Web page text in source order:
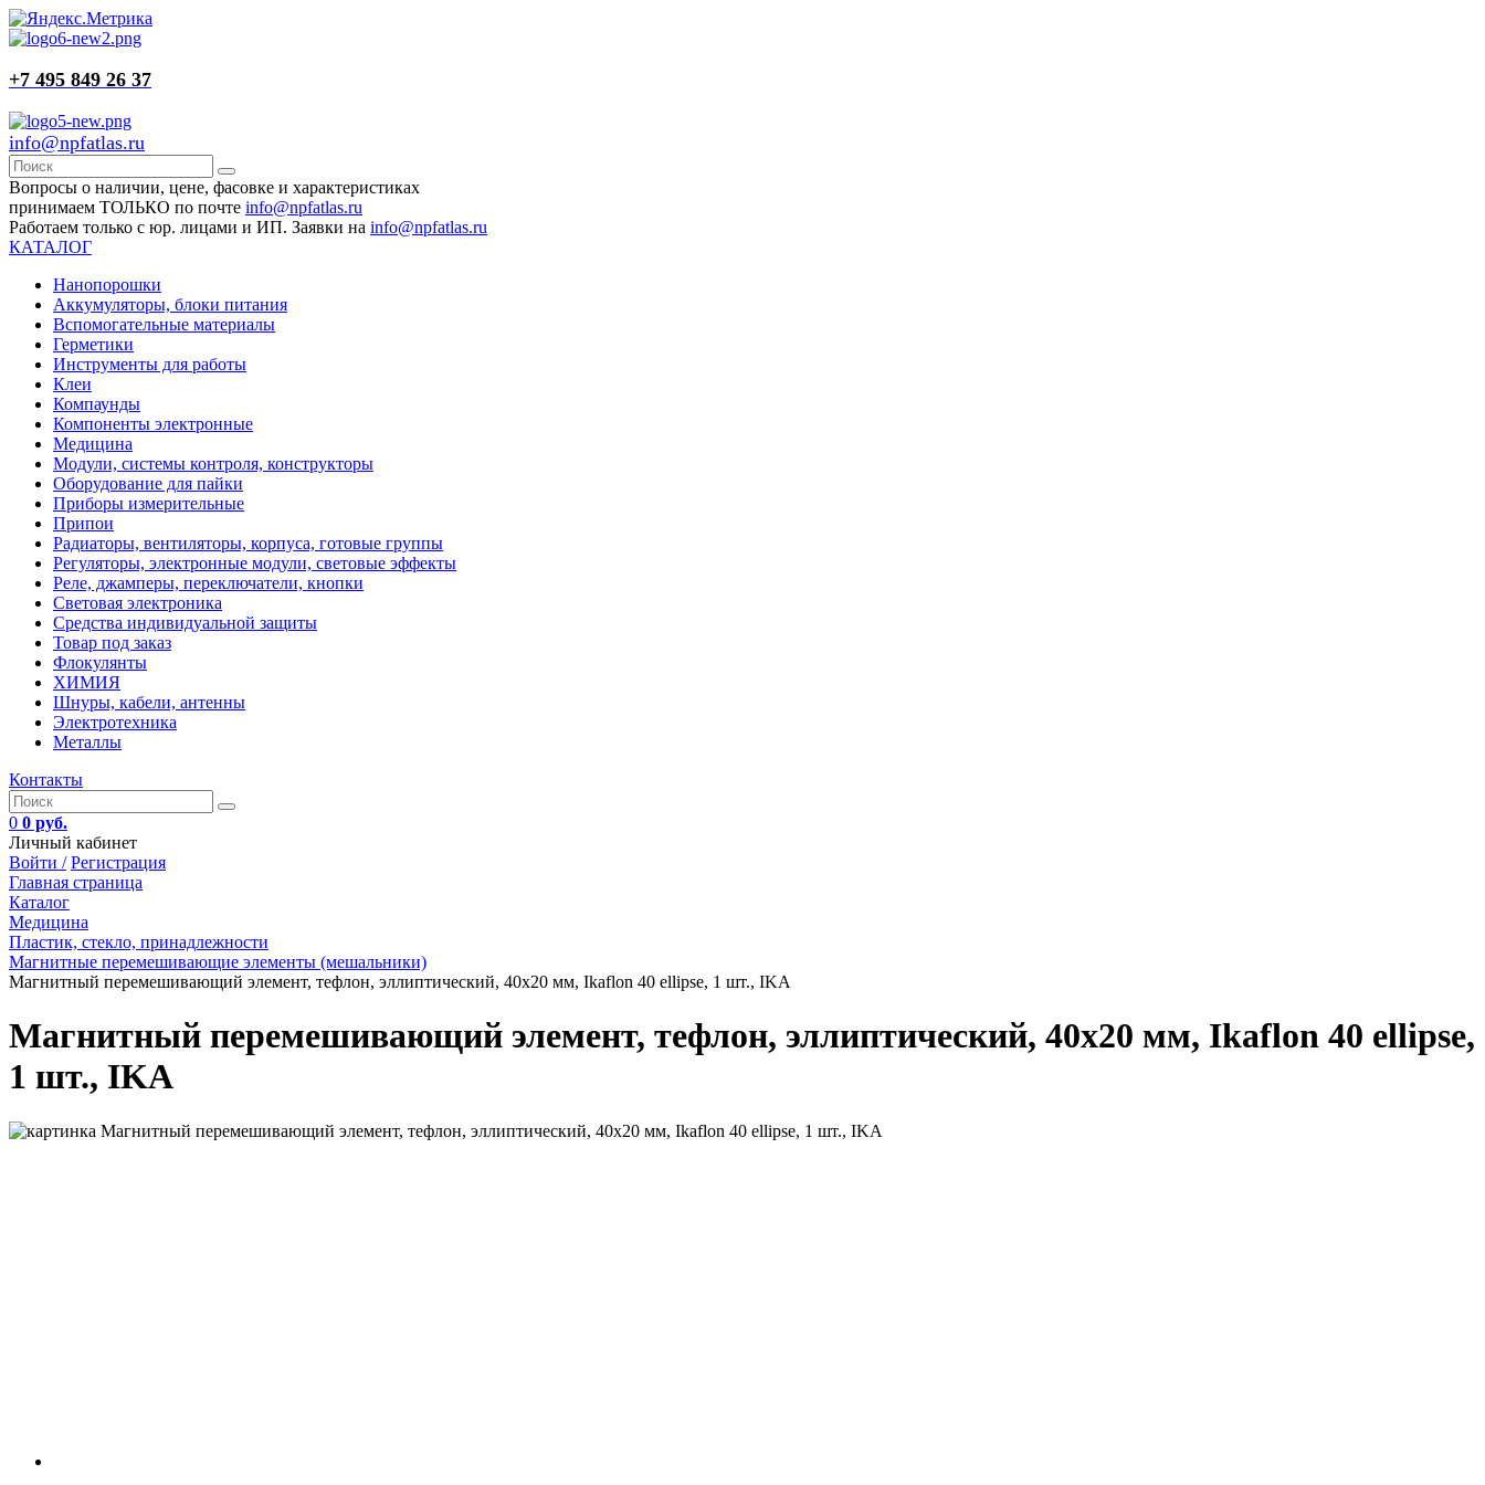
+7 495 849 26 37
info@npfatlas.ru
Вопросы о наличии, цене, фасовке и характеристиках
принимаем ТОЛЬКО по почте info@npfatlas.ru
Работаем только с юр. лицами и ИП. Заявки на info@npfatlas.ru
КАТАЛОГ
Нанопорошки
Аккумуляторы, блоки питания
Вспомогательные материалы
Герметики
Инструменты для работы
Клеи
Компаунды
Компоненты электронные
Медицина
Модули, системы контроля, конструкторы
Оборудование для пайки
Приборы измерительные
Припои
Радиаторы, вентиляторы, корпуса, готовые группы
Регуляторы, электронные модули, световые эффекты
Реле, джамперы, переключатели, кнопки
Световая электроника
Средства индивидуальной защиты
Товар под заказ
Флокулянты
ХИМИЯ
Шнуры, кабели, антенны
Электротехника
Металлы
Контакты
0 0 руб.
Личный кабинет
Войти / Регистрация
Главная страница
Каталог
Медицина
Пластик, стекло, принадлежности
Магнитные перемешивающие элементы (мешальники)
Магнитный перемешивающий элемент, тефлон, эллиптический, 40х20 мм, Ikaflon 40 ellipse, 1 шт., IKA
Магнитный перемешивающий элемент, тефлон, эллиптический, 40х20 мм, Ikaflon 40 ellipse,
1 шт., IKA